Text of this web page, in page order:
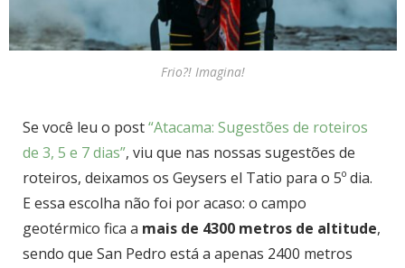
Frio?! Imagina!
Se você leu o post“Atacama: Sugestões de roteiros
de 3, 5 e 7 dias”, viu que nas nossas sugestões de
roteiros, deixamos os Geysers el Tatio para o 5º dia.
E essa escolha não foi por acaso: o campo
geotérmico fica a mais de 4300 metros de altitude,
sendo que San Pedro está a apenas 2400 metros